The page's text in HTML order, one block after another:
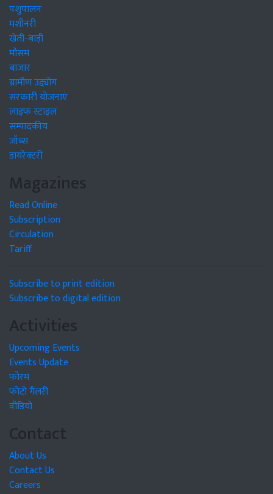
पशुपालन
मशीनरी
खेती-बाड़ी
मौसम
बाजार
ग्रामीण उद्द्योग
सरकारी योजनाएं
लाइफ स्टाइल
सम्पादकीय
जॉब्स
डायरेक्टरी
Magazines
Read Online
Subscription
Circulation
Tariff
Subscribe to print edition
Subscribe to digital edition
Activities
Upcoming Events
Events Update
फोरम
फोटो गैलरी
वीडियो
Contact
About Us
Contact Us
Careers